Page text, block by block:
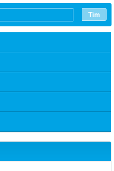
Tìm
quốc gia 01/10 và ngày